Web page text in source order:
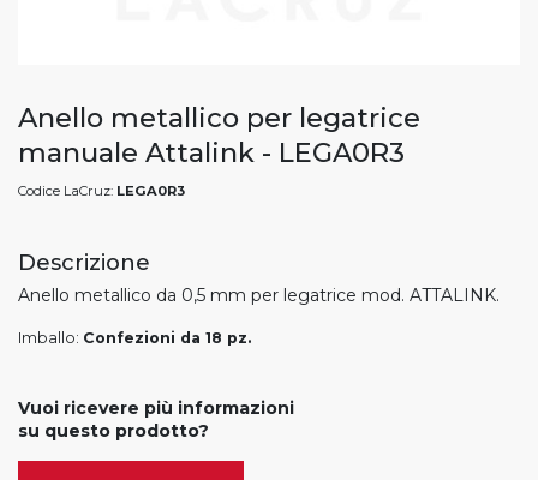
Anello metallico per legatrice
manuale Attalink - LEGA0R3
Codice LaCruz: LEGA0R3
Descrizione
Anello metallico da 0,5 mm per legatrice mod. ATTALINK.
Imballo: Confezioni da 18 pz.
Vuoi ricevere più informazioni
su questo prodotto?